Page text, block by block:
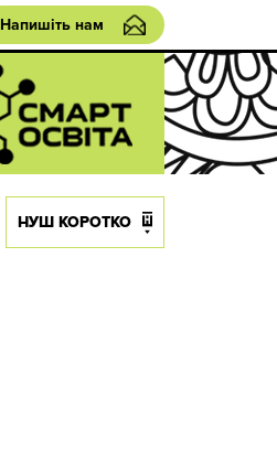
Напишіть нам
НУШ КОРОТКО